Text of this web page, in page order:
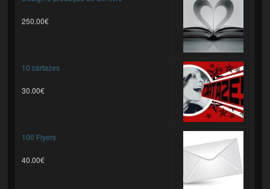
250.00€
10 cartazes
30.00€
100 Flyers
40.00€